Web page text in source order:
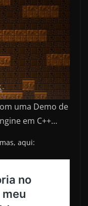
uma Demo de
em C++…
aqui: